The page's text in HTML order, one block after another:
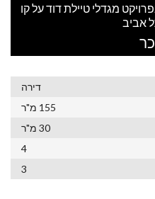
מגדלי טיילת דוד על קו
אביב
דירה
155 מ"ר
30 מ"ר
4
3